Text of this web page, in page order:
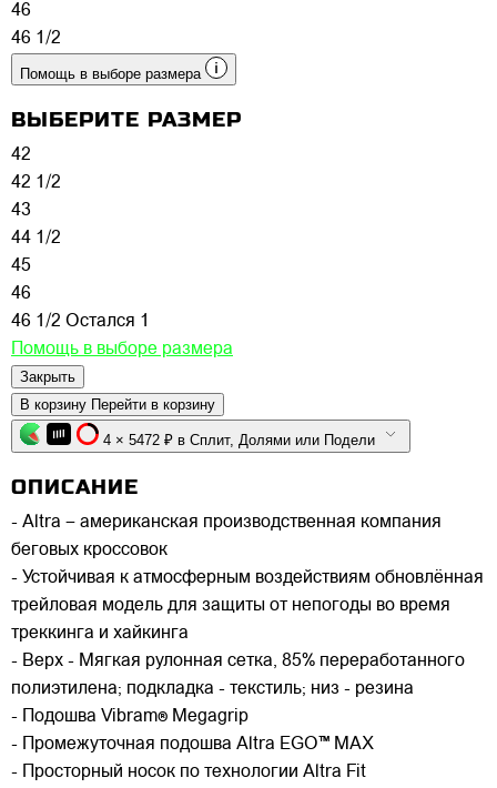
46
46 1/2
Помощь в выборе размера
ВЫБЕРИТЕ РАЗМЕР
42
42 1/2
43
44 1/2
45
46
46 1/2 Остался 1
Помощь в выборе размера
Закрыть
В корзину Перейти в корзину
4 × 5472 ₽ в Сплит, Долями или Подели
ОПИСАНИЕ
- Altra – американская производственная компания
беговых кроссовок
- Устойчивая к атмосферным воздействиям обновлённая
трейловая модель для защиты от непогоды во время
треккинга и хайкинга
- Верх - Мягкая рулонная сетка, 85% переработанного
полиэтилена; подкладка - текстиль; низ - резина
- Подошва Vibram® Megagrip
- Промежуточная подошва Altra EGO™ MAX
- Просторный носок по технологии Altra Fit